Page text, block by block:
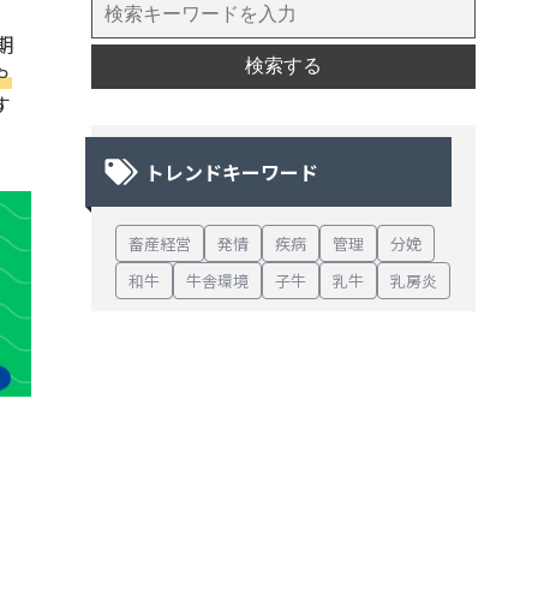
トレンドキーワード
畜産経営 発情 疾病 管理
分娩
和牛
牛舎環境 子牛 乳牛 乳房炎